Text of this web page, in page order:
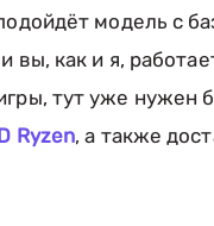
модель с
вы, как и я,
тут уже нужен
Ryzen, а также